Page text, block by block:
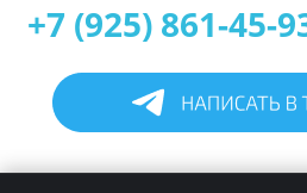
+7 (925) 861-45-